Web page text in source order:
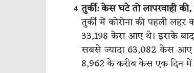
तुर्की: केस घटे तो लापरवाही
तुर्की में कोरोना की पहली
33,198 केस आए थे। इसके बाद
सबसे ज्यादा 63,082 केस आए।
8,962 के करीब केस एक दिन में